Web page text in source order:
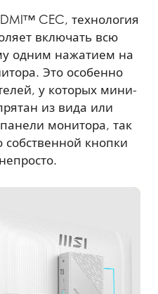
CEC, технология
включать всю
одним нажатием на
Это особенно
у которых мини-
из вида или
монитора, так
собственной кнопки